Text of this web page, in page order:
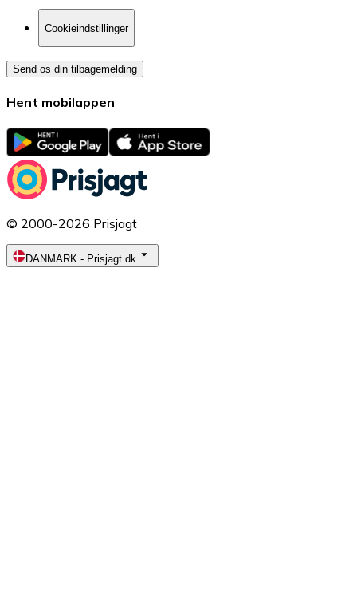
Cookieindstillinger
Send os din tilbagemelding
Hent mobilappen
© 2000-2026 Prisjagt
DANMARK - Prisjagt.dk